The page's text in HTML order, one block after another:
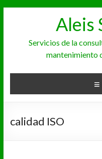
Aleis
Servicios de la
mantenimiento
calidad ISO